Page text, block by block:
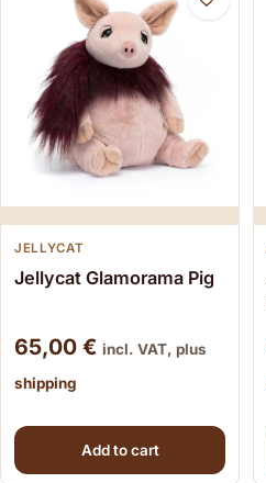
JELLYCAT
Jellycat Glamorama Pig
65,00 € incl. VAT, plus
shipping
Add to cart